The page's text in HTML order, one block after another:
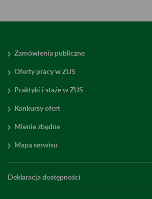
Zamówienia publiczne
Oferty pracy w ZUS
Praktyki i staże w ZUS
Konkursy ofert
Mienie zbędne
Mapa serwisu
Deklaracja dostępności